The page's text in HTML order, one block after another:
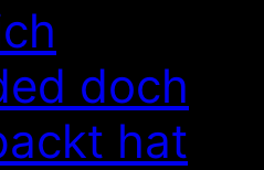
doch
hat